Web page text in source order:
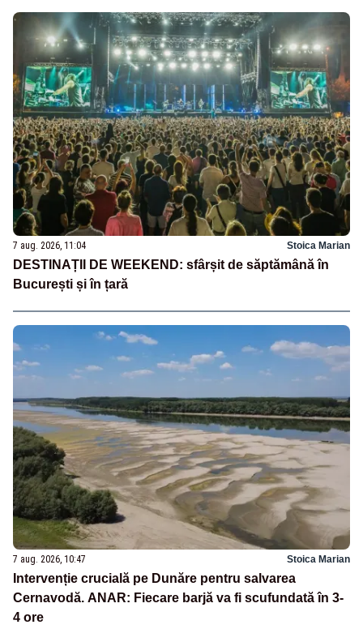
7 aug. 2026, 11:04 Stoica Marian
DESTINAȚII DE WEEKEND: sfârșit de săptămână în
București și în țară
7 aug. 2026, 10:47 Stoica Marian
Intervenție crucială pe Dunăre pentru salvarea
Cernavodă. ANAR: Fiecare barjă va fi scufundată în 3-
4 ore